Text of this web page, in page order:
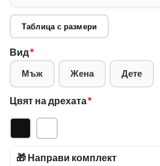
Таблица с размери
Вид*
Мъж Жена Дете
Цвят на дрехата*
🎁 Направи комплект